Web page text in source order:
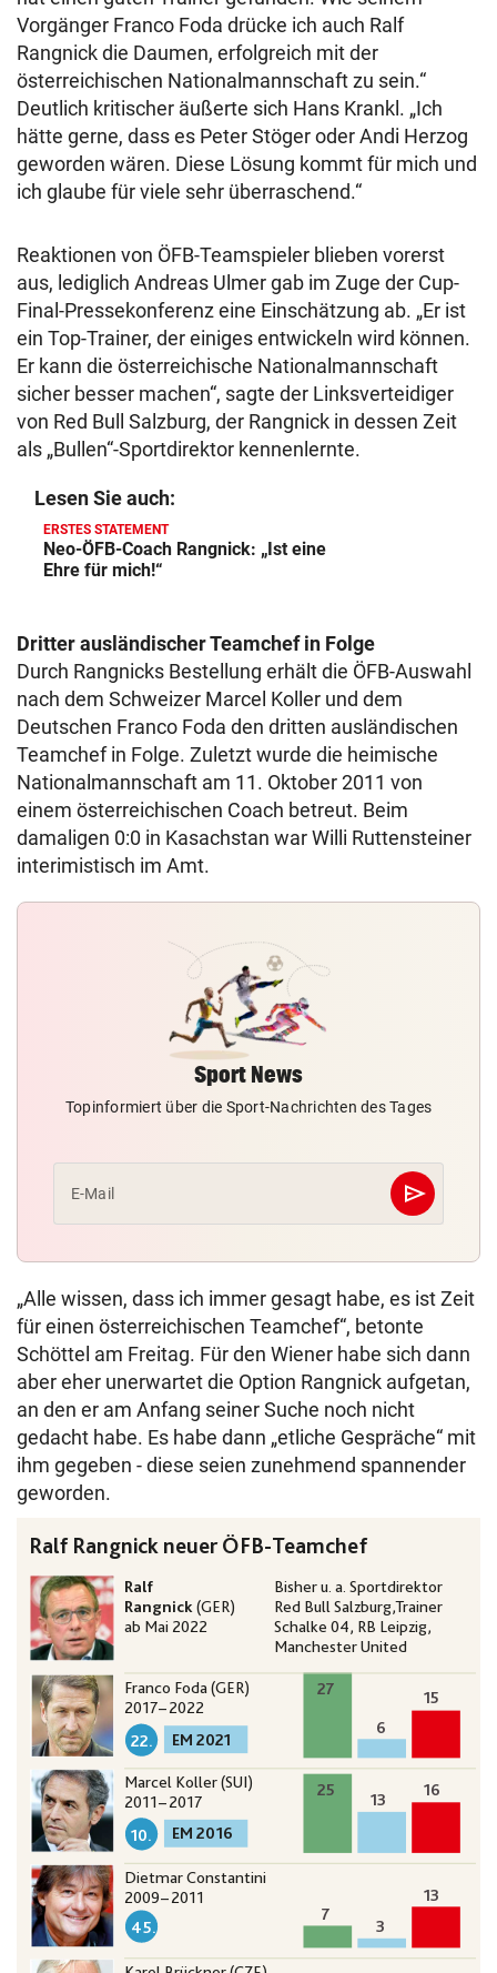
Vorgänger Franco Foda drücke ich auch Ralf
Rangnick die Daumen, erfolgreich mit der
österreichischen Nationalmannschaft zu sein.“
Deutlich kritischer äußerte sich Hans Krankl. „Ich
hätte gerne, dass es Peter Stöger oder Andi Herzog
geworden wären. Diese Lösung kommt für mich und
ich glaube für viele sehr überraschend.“
Reaktionen von ÖFB-Teamspieler blieben vorerst
aus, lediglich Andreas Ulmer gab im Zuge der Cup-
Final-Pressekonferenz eine Einschätzung ab. „Er ist
ein Top-Trainer, der einiges entwickeln wird können.
Er kann die österreichische Nationalmannschaft
sicher besser machen“, sagte der Linksverteidiger
von Red Bull Salzburg, der Rangnick in dessen Zeit
als „Bullen“-Sportdirektor kennenlernte.
Lesen Sie auch:
ERSTES STATEMENT
Neo-ÖFB-Coach Rangnick: „Ist eine
Ehre für mich!“
Dritter ausländischer Teamchef in Folge
Durch Rangnicks Bestellung erhält die ÖFB-Auswahl
nach dem Schweizer Marcel Koller und dem
Deutschen Franco Foda den dritten ausländischen
Teamchef in Folge. Zuletzt wurde die heimische
Nationalmannschaft am 11. Oktober 2011 von
einem österreichischen Coach betreut. Beim
damaligen 0:0 in Kasachstan war Willi Ruttensteiner
interimistisch im Amt.
Sport News
Topinformiert über die Sport-Nachrichten des Tages
E-Mail send
Abschicken
„Alle wissen, dass ich immer gesagt habe, es ist Zeit
für einen österreichischen Teamchef“, betonte
Schöttel am Freitag. Für den Wiener habe sich dann
aber eher unerwartet die Option Rangnick aufgetan,
an den er am Anfang seiner Suche noch nicht
gedacht habe. Es habe dann „etliche Gespräche“ mit
ihm gegeben - diese seien zunehmend spannender
geworden.